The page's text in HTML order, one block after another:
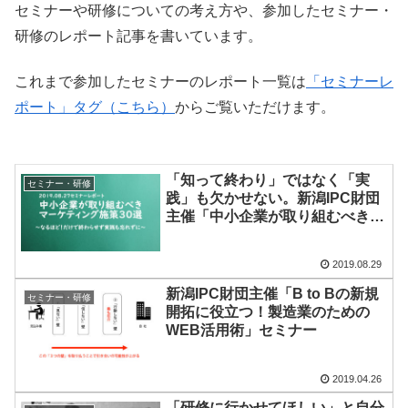
セミナーや研修についての考え方や、参加したセミナー・
研修のレポート記事を書いています。
これまで参加したセミナーのレポート一覧は 「セミナーレ
ポート」タグ（こちら） からご覧いただけます。
セミナー・研修
「知って終わり」ではなく「実
践」も欠かせない。新潟IPC財団
主催「中小企業が取り組むべきマ
2019.08.29
セミナー・研修
新潟IPC財団主催「B to Bの新規
開拓に役立つ！製造業のための
WEB活用術」セミナー
2019.04.26